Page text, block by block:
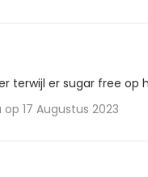
terwijl er sugar free
17 Augustus 2023